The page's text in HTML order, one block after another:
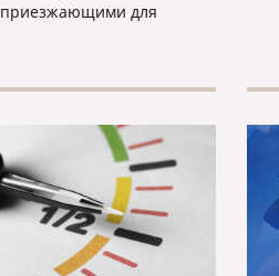
приезжающими для
в Российской
не
этом проблем в их
в стране или
свои
визы.